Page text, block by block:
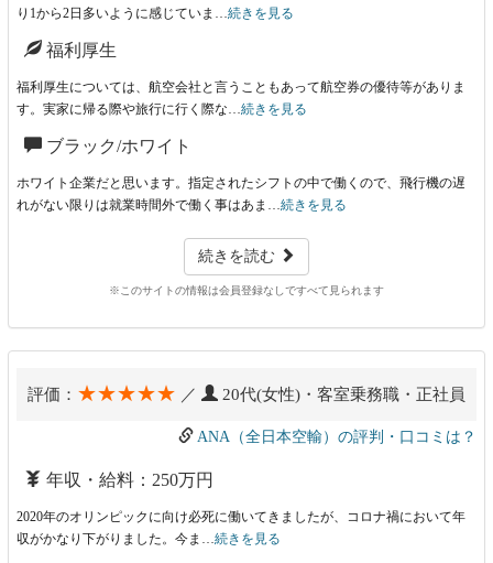
り1から2日多いように感じていま…続きを見る
福利厚生
福利厚生については、航空会社と言うこともあって航空券の優待等がありま
す。実家に帰る際や旅行に行く際な…続きを見る
ブラック/ホワイト
ホワイト企業だと思います。指定されたシフトの中で働くので、飛行機の遅
れがない限りは就業時間外で働く事はあま…続きを見る
続きを読む
※このサイトの情報は会員登録なしですべて見られます
評価： ★★★★★ ／ 20代(女性)・客室乗務職・正社員
ANA（全日本空輸）の評判・口コミは？
年収・給料：250万円
2020年のオリンピックに向け必死に働いてきましたが、コロナ禍において年
収がかなり下がりました。今ま…続きを見る